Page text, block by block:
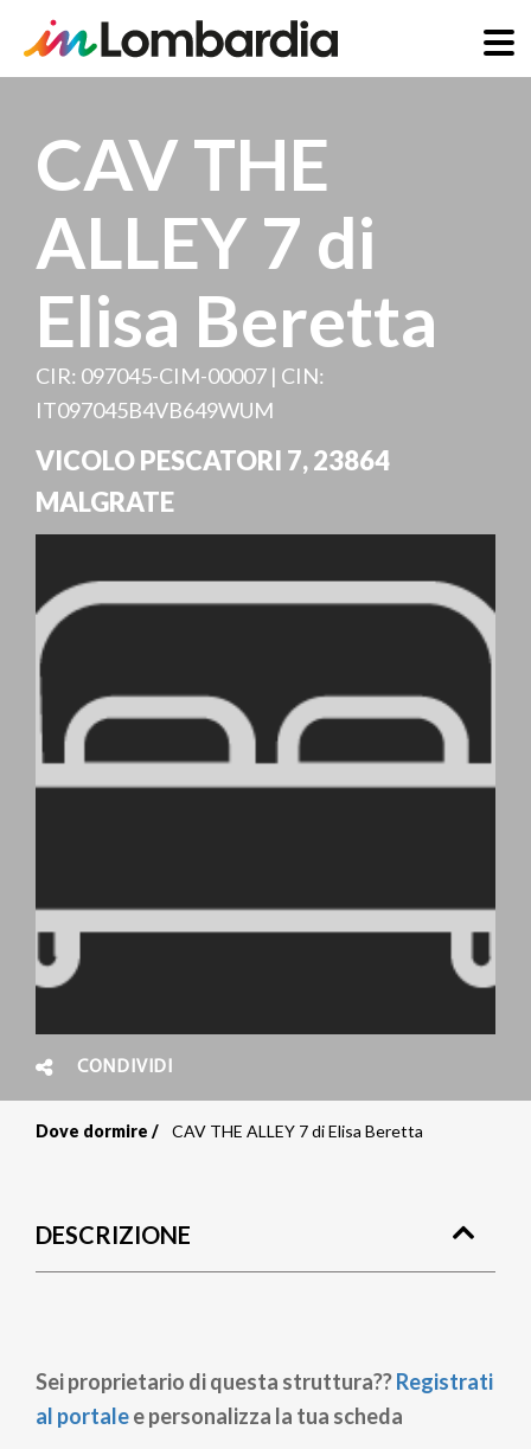
contenuto
principale
CAV THE
ALLEY 7 di
Elisa Beretta
CIR: 097045-CIM-00007 | CIN:
IT097045B4VB649WUM
VICOLO PESCATORI 7,23864
MALGRATE
CONDIVIDI
pane
Dove dormire CAV THE ALLEY 7 di Elisa Beretta
DESCRIZIONE
Sei proprietario di questa struttura??Registrati
al portalee personalizza la tua scheda